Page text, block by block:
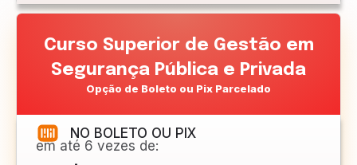
Curso Superior de Gestão em
Segurança Pública e Privada
Opção de Boleto ou Pix Parcelado
NO BOLETO OU PIX
em até 6 vezes de: